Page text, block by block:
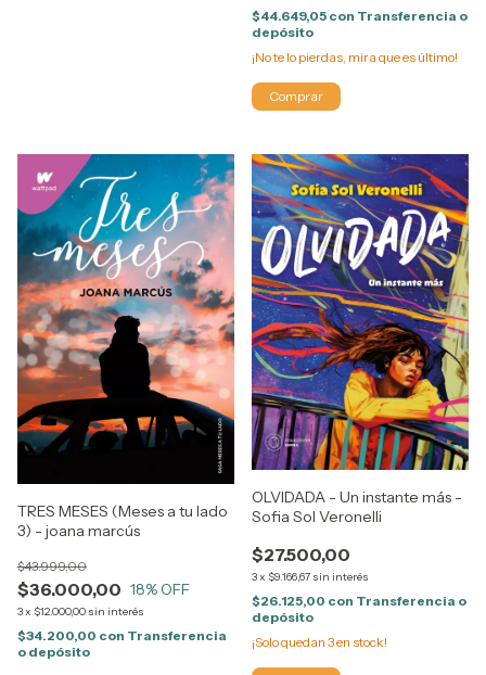
$44.649,05 con Transferencia o
depósito
¡No te lo pierdas, mira que es último!
TRES MESES (Meses a tu lado
3) - joana marcús
$36.000,00
$43.999,00
18% OFF
3x $12.000,00 sin interés
$34.200,00 con Transferencia
o depósito
OLVIDADA - Un instante más -
Sofia Sol Veronelli
$27.500,00
3x $9.166,67 sin interés
$26.125,00 con Transferencia o
depósito
¡Solo quedan 3en stock!